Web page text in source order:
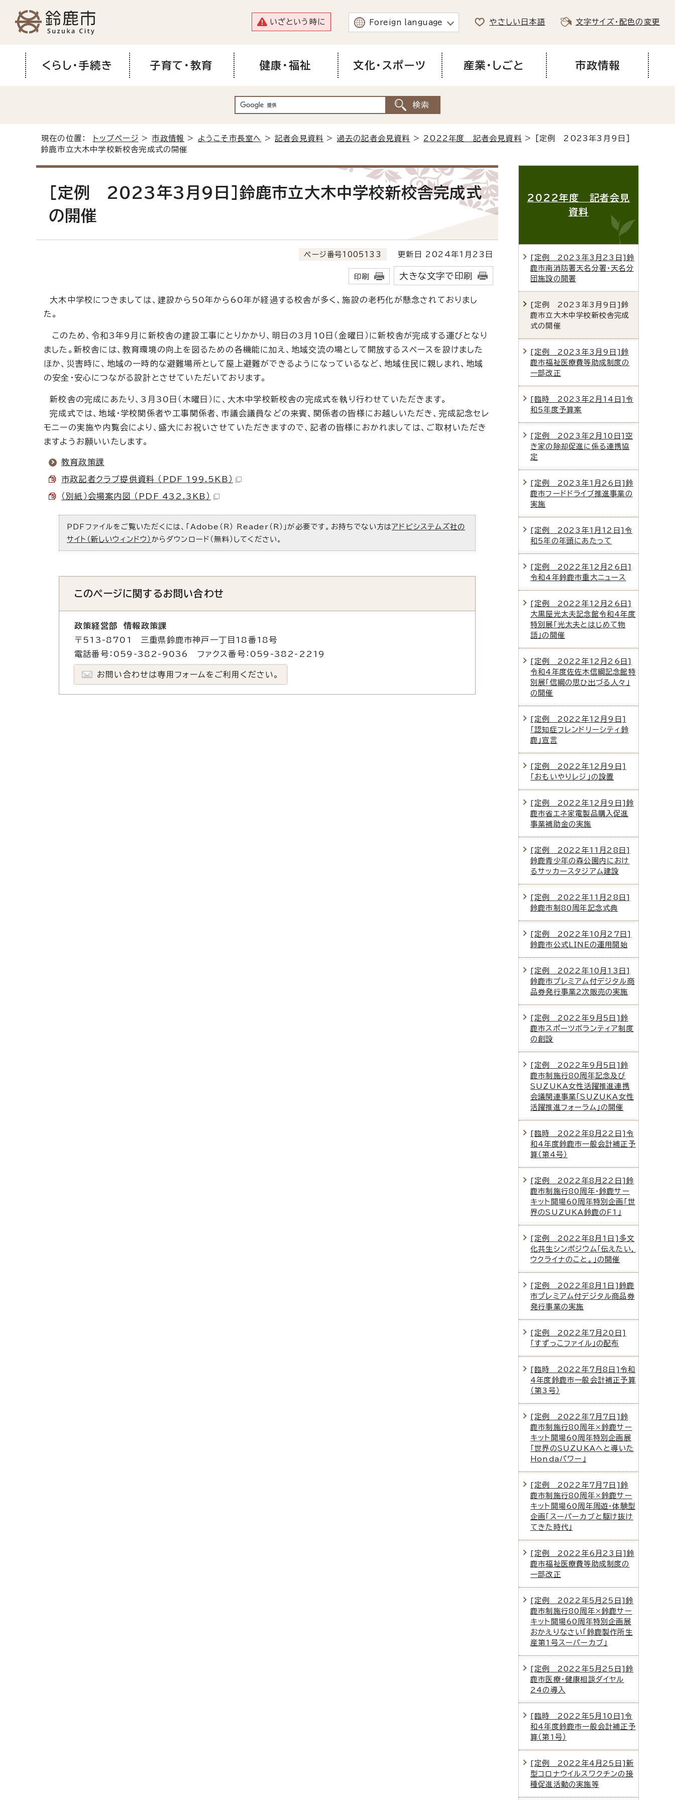
いざという時に Foreign language やさしい日本語 文字サイズ・配色の変更
くらし・手続き 子育て・教育 健康・福祉 文化・スポーツ 産業・しごと 市政情報
現在の位置： トップページ >市政情報 > ようこそ市長室へ >記者会見資料 > 過去の記者会見資料 > 2022年度 記者会見資料 > [定例 2023年3月9日]
鈴鹿市立大木中学校新校舎完成式の開催
[定例 2023年3月9日]鈴鹿市立大木中学校新校舎完成式
の開催
ページ番号1005133 更新日 2024年1月23日
印刷 大きな文字で印刷
大木中学校につきましては、建設から50年から60年が経過する校舎が多く、施設の老朽化が懸念されておりまし
た。
このため、令和3年9月に新校舎の建設工事にとりかかり、明日の3月10日（金曜日）に新校舎が完成する運びとなり
ました。新校舎には、教育環境の向上を図るための各機能に加え、地域交流の場として開放するスペースを設けました
ほか、災害時に、地域の一時的な避難場所として屋上避難ができるようになっているなど、地域住民に親しまれ、地域
の安全・安心につながる設計とさせていただいております。
新校舎の完成にあたり、3月30日（木曜日）に、大木中学校新校舎の完成式を執り行わせていただきます。
完成式では、地域・学校関係者や工事関係者、市議会議員などの来賓、関係者の皆様にお越しいただき、完成記念セレ
モニーの実施や内覧会により、盛大にお祝いさせていただきますので、記者の皆様におかれましては、ご取材いただき
ますようお願いいたします。
教育政策課
市政記者クラブ提供資料 （PDF 199.5KB）
（別紙）会場案内図 （PDF 432.3KB）
PDFファイルをご覧いただくには、「Adobe（R） Reader（R）」が必要です。お持ちでない方はアドビシステムズ社の
サイト（新しいウィンドウ） からダウンロード（無料）してください。
このページに関するお問い合わせ
政策経営部 情報政策課
〒513-8701 三重県鈴鹿市神戸一丁目18番18号
電話番号：059-382-9036 ファクス番号：059-382-2219
お問い合わせは専用フォームをご利用ください。
2022年度 記者会見
資料
[定例 2023年3月23日]鈴
鹿市南消防署天名分署・天名分
団施設の開署
[定例 2023年3月9日]鈴
鹿市立大木中学校新校舎完成
式の開催
[定例 2023年3月9日]鈴
鹿市福祉医療費等助成制度の
一部改正
[臨時 2023年2月14日]令
和5年度予算案
[定例 2023年2月10日]空
き家の除却促進に係る連携協
定
[定例 2023年1月26日]鈴
鹿市フードドライブ推進事業の
実施
[定例 2023年1月12日]令
和5年の年頭にあたって
[定例 2022年12月26日]
令和4年鈴鹿市重大ニュース
[定例 2022年12月26日]
大黒屋光太夫記念館令和4年度
特別展「光太夫とはじめて物
語」の開催
[定例 2022年12月26日]
令和4年度佐佐木信綱記念館特
別展「信綱の思ひ出づる人々」
の開催
[定例 2022年12月9日]
「認知症フレンドリーシティ鈴
鹿」宣言
[定例 2022年12月9日]
「おもいやりレジ」の設置
[定例 2022年12月9日]鈴
鹿市省エネ家電製品購入促進
事業補助金の実施
[定例 2022年11月28日]
鈴鹿青少年の森公園内におけ
るサッカースタジアム建設
[定例 2022年11月28日]
鈴鹿市制80周年記念式典
[定例 2022年10月27日]
鈴鹿市公式LINEの運用開始
[定例 2022年10月13日]
鈴鹿市プレミアム付デジタル商
品券発行事業2次販売の実施
[定例 2022年9月5日]鈴
鹿市スポーツボランティア制度
の創設
[定例 2022年9月5日]鈴
鹿市制施行80周年記念及び
SUZUKA女性活躍推進連携
会議関連事業「SUZUKA女性
活躍推進フォーラム」の開催
[臨時 2022年8月22日]令
和4年度鈴鹿市一般会計補正予
算（第4号）
[定例 2022年8月22日]鈴
鹿市制施行80周年・鈴鹿サー
キット開場60周年特別企画「世
界のSUZUKA鈴鹿のF1」
[定例 2022年8月1日]多文
化共生シンポジウム「伝えたい，
ウクライナのこと。」の開催
[定例 2022年8月1日]鈴鹿
市プレミアム付デジタル商品券
発行事業の実施
[定例 2022年7月20日]
「すずっこファイル」の配布
[臨時 2022年7月8日]令和
4年度鈴鹿市一般会計補正予算
（第3号）
[定例 2022年7月7日]鈴
鹿市制施行80周年×鈴鹿サー
キット開場60周年特別企画展
「世界のSUZUKAへと導いた
Hondaパワー」
[定例 2022年7月7日]鈴
鹿市制施行80周年×鈴鹿サー
キット開場60周年周遊・体験型
企画「スーパーカブと駆け抜け
てきた時代」
[定例 2022年6月23日]鈴
鹿市福祉医療費等助成制度の
一部改正
[定例 2022年5月25日]鈴
鹿市制施行80周年×鈴鹿サー
キット開場60周年特別企画展
おかえりなさい「鈴鹿製作所生
産第1号スーパーカブ」
[定例 2022年5月25日]鈴
鹿市医療・健康相談ダイヤル
24の導入
[臨時 2022年5月10日]令
和4年度鈴鹿市一般会計補正予
算（第1号）
[定例 2022年4月25日]新
型コロナウイルスワクチンの接
種促進活動の実施等